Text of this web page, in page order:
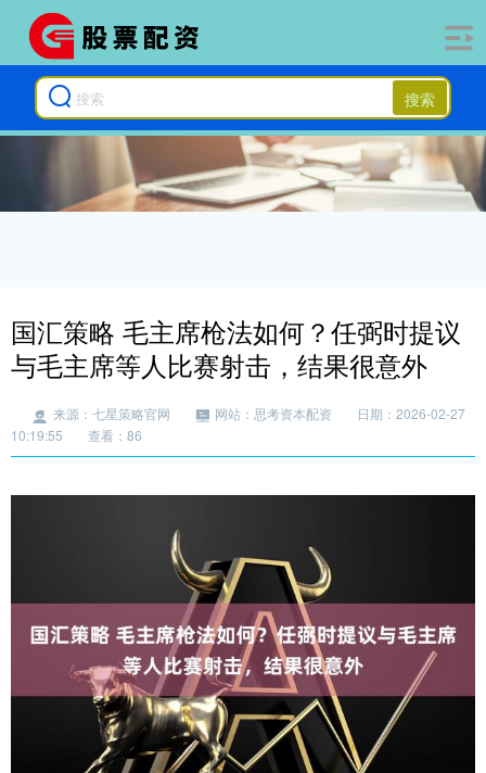
搜索
国汇策略 毛主席枪法如何？任弼时提议
与毛主席等人比赛射击，结果很意外
来源：七星策略官网 网站：思考资本配资
日期：2026-02-27
10:19:55
查看：86